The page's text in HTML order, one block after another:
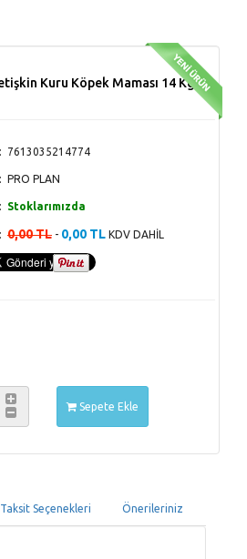
Kuru Köpek Maması 14 Kg
7613035214774
PRO PLAN
Stoklarımızda
0,00 TL - 0,00 TL KDV DAHİL
Sepete Ekle
Taksit Seçenekleri Önerileriniz